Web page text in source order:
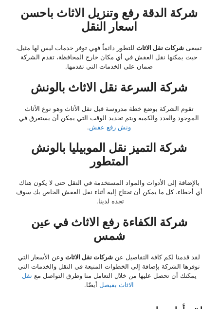
شركة الدقة رفع وتنزيل الاثاث باحسن
اسعار النقل
تسعى شركات نقل الاثاث للتطور دائماً فهي توفر خدمات ليس لها مثيل،
حيث يمكنها نقل العفش في أي مكان خارج المحافظة، تقدم الشركة
ضمان على الخدمات التي تقدمها.
شركة السرعة نقل الاثاث بالونش
تقوم الشركة بوضع خطة مدروسة قبل نقل الأثاث وهو نوع الأثاث
الموجود والعدد والكمية ويتم تحديد الوقت التي يمكن أن يستغرق في
ونش رفع عفش.
شركة التميز نقل الموبيليا بالونش
المتطور
بالإضافة إلى الأدوات والمواد المستخدمة في النقل حتى لا يكون هناك
أي أخطاء، كل ما يمكن أن تحتاج إليه أثناء نقل العفش الخاص بك سوف
تجده لدينا.
شركة الكفاءة رفع الاثاث في عين
شمس
لقد قدمنا لكم كافة التفاصيل عن شركات نقل الاثاث وعن الأسعار التي
توفرها الشركة بإضافة إلى الخطوات المتبعة في النقل والخدمات التي
يمكنك أن تحصل عليها من خلال التعامل منا وطرق التواصل مع نقل
الاثاث بفيصل أيضًا.